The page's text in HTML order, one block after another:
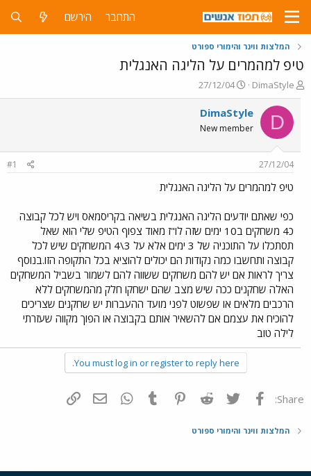
התחבר הירשם
המלצות ווינר והימורי ספורט
טיפ למהמרים על הליגה האנגלית
פ
ו
ת
ח
ה
ש
א
DimaStyle
פ
ו
ר
ם
ר
27/12/04
D
DimaStyle
New member
27/12/04
#1
טיפ למהמרים על הליגה האנגלית
כפי שאתם יודעים הליגה האנגלית בשיאה בקריסמאס ויש לכל קבוצה
כ4 משחקים ב10 ימים שזה לו"ז מאוד צפוף הטיפ שלי הוא שאל
תסתכלו על התוכניה של 3 ימים אלא על 3\4 המשחקים שיש לכל
קבוצה ותחשבו כמה נקודות הם יכולים להוציא בכל התקופה הזו.בנוסף
צריך לראות אם יש להם משחקים ששווה להם לשמור בשביל המשחקים
האלה שחקנים ככה שיש מצב שהם ישחקו חלק מהמשחקים ללא
הרכבים מלאים או שפשוט לפני מועד ההעברות יש שחקנים שצריכים
להוכיח את עצמם אם להשאיר אותם בקבוצה או הפוך מקווה שעזרתי
לילה טוב
You must log in or register to reply here.
Share: פייסבוק Twitter
Reddit
Pinterest
Tumblr
WhatsAppדואר אלקטרוני
המלצות ווינר והימורי ספורט